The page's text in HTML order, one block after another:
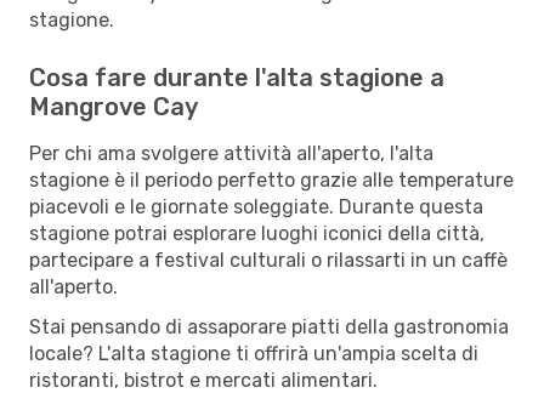
stagione.
Cosa fare durante l'alta stagione a
Mangrove Cay
Per chi ama svolgere attività all'aperto, l'alta
stagione è il periodo perfetto grazie alle temperature
piacevoli e le giornate soleggiate. Durante questa
stagione potrai esplorare luoghi iconici della città,
partecipare a festival culturali o rilassarti in un caffè
all'aperto.
Stai pensando di assaporare piatti della gastronomia
locale? L'alta stagione ti offrirà un'ampia scelta di
ristoranti, bistrot e mercati alimentari.